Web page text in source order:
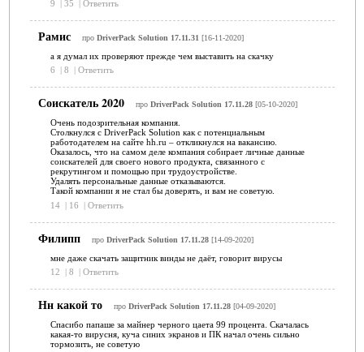
9 35 Ответить
Рамис про DriverPack Solution 17.11.31 [16-11-2020]
а я думал их проверяют прежде чем выставить на скачку
6
| 8 | Ответить
Соискатель 2020 про DriverPack Solution 17.11.28[05-10-2020]
Очень подозрительная компания.
Столкнулся с DriverPack Solution как с потенциальным
работодателем на сайте hh.ru – откликнулся на вакансию.
Оказалось, что на самом деле компания собирает личные данные
соискателей для своего нового продукта, связанного с
рекрутингом и помощью при трудоустройстве.
Удалять персональные данные отказываются.
Такой компании я не стал бы доверять, и вам не советую.
14 | 16 | Ответить
Филипп про DriverPack Solution 17.11.28[14-09-2020]
мне даже скачать защитник винды не даёт, говорит вирусы
12
| 8 | Ответить
Нн какой то про DriverPack Solution 17.11.28[04-09-2020]
Спасибо папаше за майнер черного цаета 99 процента. Скачалась
какая-то вирусня, куча синих экранов и ПК начал очень сильно
тормозить, не советую